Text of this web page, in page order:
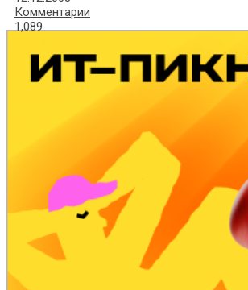
Комментарии
1,089